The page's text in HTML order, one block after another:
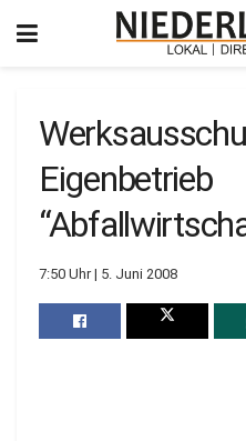
Eigenbetrieb
7:50 Uhr | 5. Juni 2008